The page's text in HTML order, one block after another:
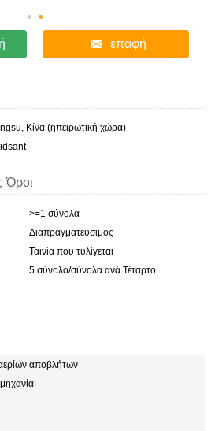
επαφή
Κίνα (ηπειρωτική χώρα)
Όροι
>=1 σύνολα
Διαπραγματεύσιμος
Ταινία που τυλίγεται
5 σύνολο/σύνολα ανά Τέταρτο
αποβλήτων